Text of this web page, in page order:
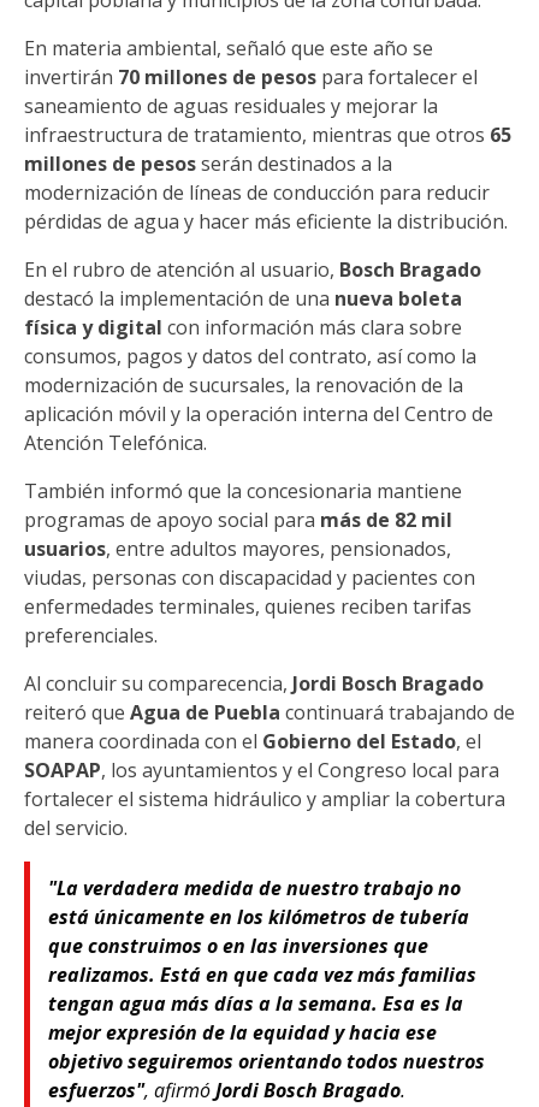
En materia ambiental, señaló que este año se
invertirán 70 millones de pesos para fortalecer el
saneamiento de aguas residuales y mejorar la
infraestructura de tratamiento, mientras que otros 65
millones de pesosserán destinados a la
modernización de líneas de conducción para reducir
pérdidas de agua y hacer más eficiente la distribución.
En el rubro de atención al usuario, Bosch Bragado
destacó la implementación de una nueva boleta
física y digital con información más clara sobre
consumos, pagos y datos del contrato, así como la
modernización de sucursales, la renovación de la
aplicación móvil y la operación interna del Centro de
Atención Telefónica.
También informó que la concesionaria mantiene
programas de apoyo social para más de 82 mil
usuarios, entre adultos mayores, pensionados,
viudas, personas con discapacidad y pacientes con
enfermedades terminales, quienes reciben tarifas
preferenciales.
Al concluir su comparecencia, Jordi Bosch Bragado
reiteró que Agua de Puebla continuará trabajando de
manera coordinada con el Gobierno del Estado, el
SOAPAP, los ayuntamientos y el Congreso local para
fortalecer el sistema hidráulico y ampliar la cobertura
del servicio.
"La verdadera medida de nuestro trabajo no
está únicamente en los kilómetros de tubería
que construimos o en las inversiones que
realizamos. Está en que cada vez más familias
tengan agua más días a la semana. Esa es la
mejor expresión de la equidad y hacia ese
objetivo seguiremos orientando todos nuestros
esfuerzos", afirmóJordi Bosch Bragado.